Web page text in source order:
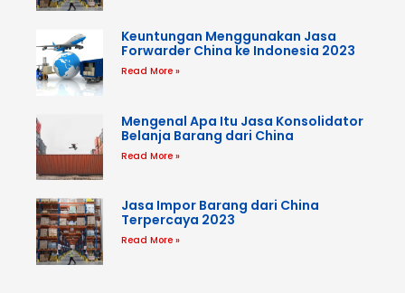
Keuntungan Menggunakan Jasa
Forwarder China ke Indonesia 2023
Read More »
Mengenal Apa Itu Jasa Konsolidator
Belanja Barang dari China
Read More »
Jasa Impor Barang dari China
Terpercaya 2023
Read More »